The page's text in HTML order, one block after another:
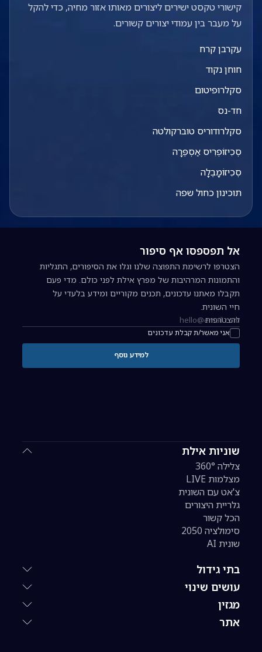
קישורי טקסט ישירים ליצורים מאותו אזור מחיה, כדי להקל
על מעבר בין עמודי יצורים קשורים.
עקרבן קרח
חוחן נקוד
סקלרופיטום
חד-נס
סקלרודוריס טוברקולטה
סְכִיזוֹפְרִיס אַסְפֶּרָה
סְכִיזוֹמָבֶלָה
תוכינון כחול שפה
שוניות אילת
צלילה 360°
מצלמות LIVE
צ'אט עם השונית
גלריית היצורים
הכל קשור
סימולציה 2050
שונית AI
בתי גידול
עושים שינוי
מגזין
אתר
אל תפספסו אף סיפור
הצטרפו לרשימת התפוצה שלנו וגלו את הסיפורים, התגליות
והתמונות המרהיבות של מפרץ אילת לפני כולם. מדי פעם
תקבלו מאתנו עדכונים, תכנים מקוריים ומידע בלעדי על
חיי השונית.
כתובת אימייל להרשמה לניוזלטר
אני מאשר/ת קבלת עדכונים
להצטרפות
למידע נוסף